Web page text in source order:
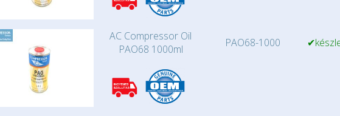
AC Compressor Oil
PAO68 1000ml
PAO68-1000